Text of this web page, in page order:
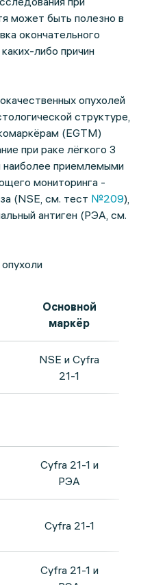
может быть полезно в
окончательного
либо причин
опухолей
структуре,
(EGTM)
при раке лёгкого 3
приемлемыми
мониторинга -
(NSE, см. тест №209),
антиген (РЭА, см.
Основной
маркёр
NSE и Cyfra
21-1
Cyfra 21-1 и
РЭА
Cyfra 21-1
Cyfra 21-1 и